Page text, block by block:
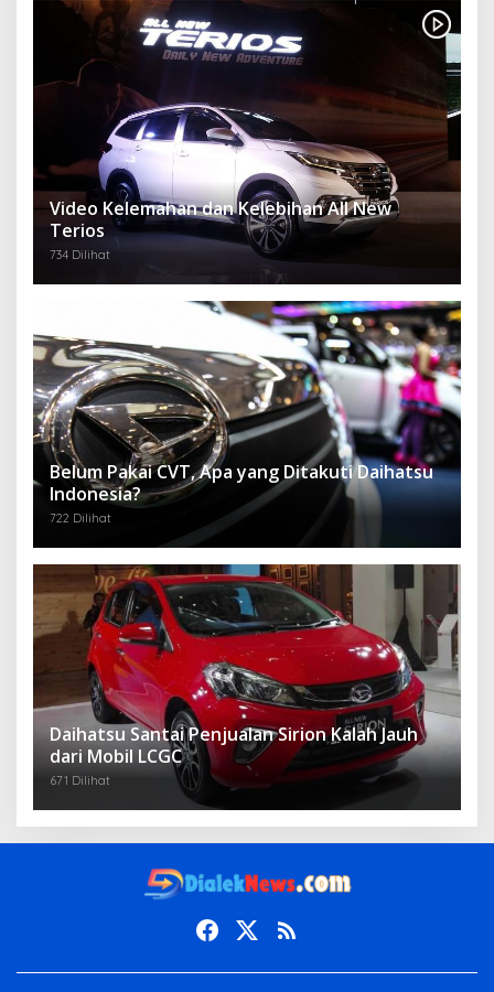
Video Kelemahan dan Kelebihan All New
Terios
734 Dilihat
Belum Pakai CVT, Apa yang Ditakuti Daihatsu
Indonesia?
722 Dilihat
Daihatsu Santai Penjualan Sirion Kalah Jauh
dari Mobil LCGC
671 Dilihat